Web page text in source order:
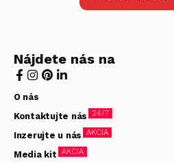
Nájdete nás na
O nás
Kontaktujte nás 24/7
Inzerujte u nás AKCIA
Media kit AKCIA